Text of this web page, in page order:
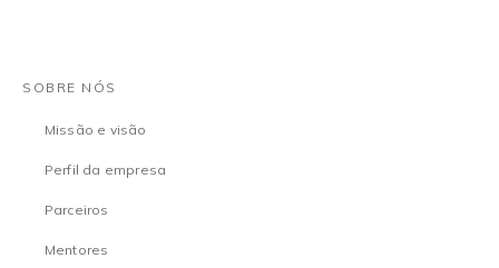
SOBRE NÓS
Missão e visão
Perfil da empresa
Parceiros
Mentores